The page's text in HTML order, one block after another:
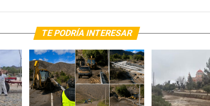
TE PODRÍA INTERESAR